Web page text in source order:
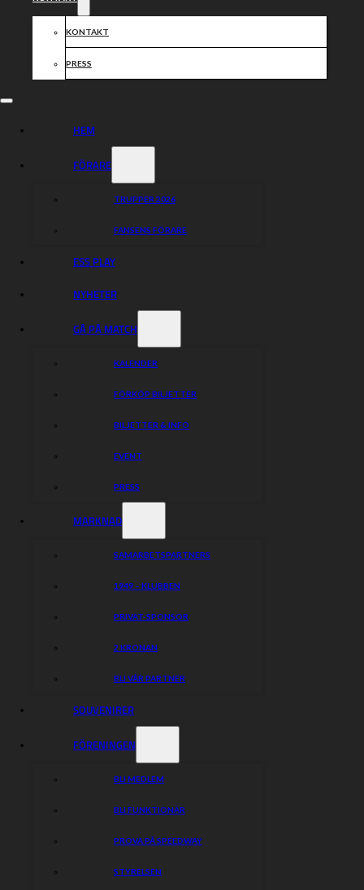
KONTAKT
PRESS
HEM
FÖRARE
TRUPPER 2026
FANSENS FÖRARE
ESS PLAY
NYHETER
GÅ PÅ MATCH
KALENDER
FÖRKÖP BILJETTER
BILJETTER & INFO
EVENT
PRESS
MARKNAD
SAMARBETSPARTNERS
1949 – KLUBBEN
PRIVAT-SPONSOR
2 KRONAN
BLI VÅR PARTNER
SOUVENIRER
FÖRENINGEN
BLI MEDLEM
BLI FUNKTIONÄR
PROVA PÅ SPEEDWAY
STYRELSEN
Piraterna
Speedway